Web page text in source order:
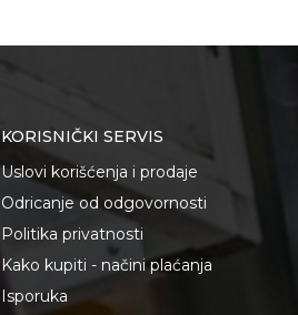
KORISNIČKI SERVIS
Uslovi korišćenja i prodaje
Odricanje od odgovornosti
Politika privatnosti
Kako kupiti - načini plaćanja
Isporuka